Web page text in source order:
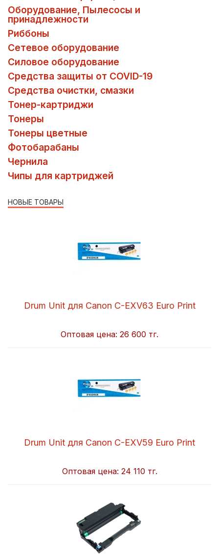
Оборудование, Пылесосы и
принадлежности
Риббоны
Сетевое оборудование
Силовое оборудование
Средства защиты от COVID-19
Средства очистки, смазки
Тонер-картриджи
Тонеры
Тонеры цветные
Фотобарабаны
Чернила
Чипы для картриджей
НОВЫЕ ТОВАРЫ
Drum Unit для Canon C-EXV63 Euro Print
Оптовая цена: 26 600 тг.
Drum Unit для Canon C-EXV59 Euro Print
Оптовая цена: 24 110 тг.